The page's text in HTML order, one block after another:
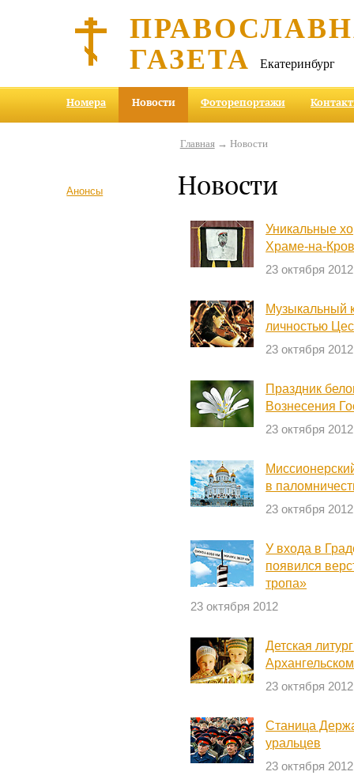
ГАЗЕТА Екатеринбург
Номера Новости Фоторепортажи
Анонсы
Главная→ Новости
Новости
Уникальные
Храме-на-
23 октября 2012
Музыкальный
личностью
23 октября 2012
Праздник
Вознесения
23 октября 2012
в
23 октября 2012
У входа в
появился
тропа»
23 октября 2012
Детская
23 октября 2012
Станица
уральцев
23 октября 2012